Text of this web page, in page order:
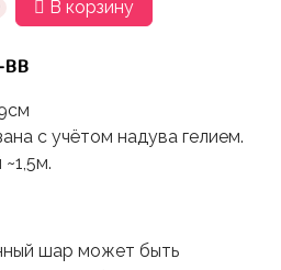
В корзину
BB
с учётом надува гелием.
шар может быть